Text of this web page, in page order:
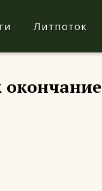
Литпоток
окончание